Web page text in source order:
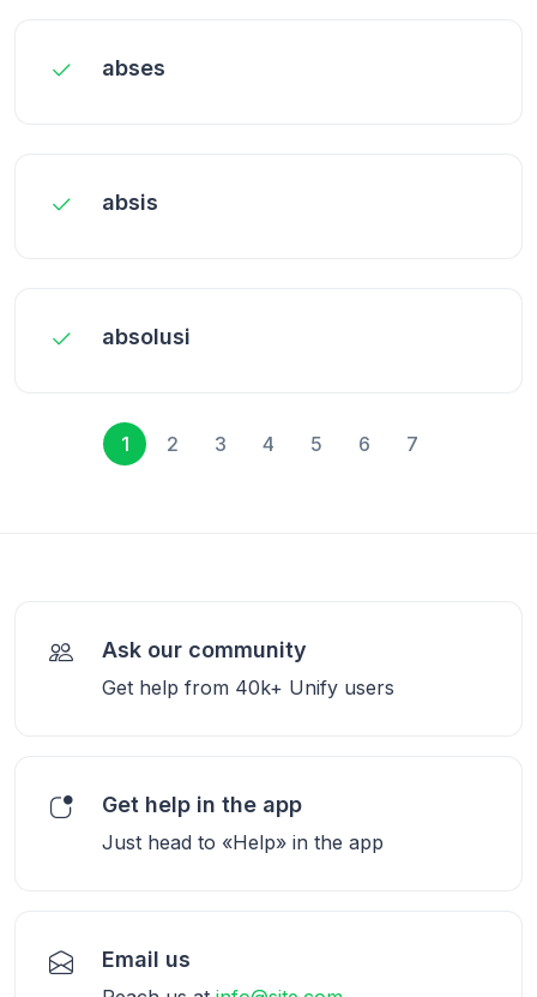
abses
absis
absolusi
1 2 3 4 5 6 7
Ask our community
Get help from 40k+ Unify users
Get help in the app
Just head to «Help» in the app
Email us